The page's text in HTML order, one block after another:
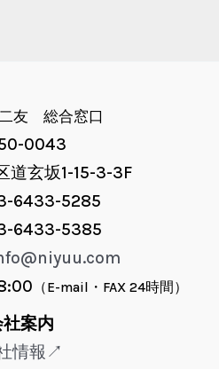
友 総合窓口
0043
道玄坂1-15-3-3F
6433-5285
6433-5385
（E-mail・FAX 24時間）
案内
情報↗